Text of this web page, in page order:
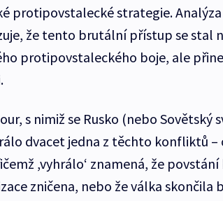
protipovstalecké strategie. Analýza
že tento brutální přístup se stal
protipovstaleckého boje, ale
s nimiž se Rusko (nebo Sovětský
dvacet jedna z těchto konfliktů –
,vyhrálo‘ znamená, že
zničena, nebo že válka skončila